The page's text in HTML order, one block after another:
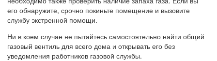
его обнаружите, срочно покиньте помещение и вызовите
службу экстренной помощи.
Ни в коем случае не пытайтесь самостоятельно найти общий
газовый вентиль для всего дома и открывать его без
уведомления работников газовой службы.